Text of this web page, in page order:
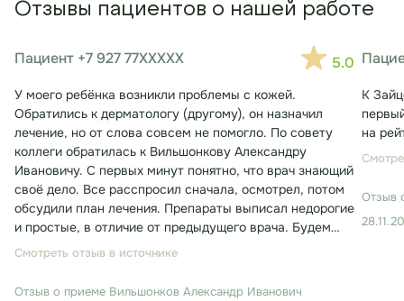
Отзывы пациентов о нашей работе
Пациент +7 927 77XXXXX 5.0
У моего ребёнка возникли проблемы с кожей.
Обратились к дерматологу (другому), он назначил
лечение, но от слова совсем не помогло. По совету
коллеги обратилась к Вильшонкову Александру
Ивановичу. С первых минут понятно, что врач знающий
своё дело. Все расспросил сначала, осмотрел, потом
обсудили план лечения. Препараты выписал недорогие
и простые, в отличие от предыдущего врача. Будем
лечиться. Консультация заняла около 30 минут.
Смотреть отзыв в источнике
Отзыв о приеме Вильшонков Александр Иванович
К
на
Отзыв